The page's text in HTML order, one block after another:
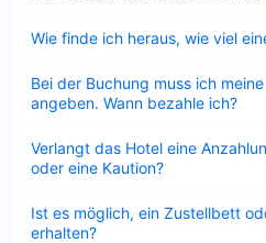
Wie finde ich heraus, wie viel
Bei der Buchung muss ich
angeben. Wann bezahle ich?
Verlangt das Hotel eine
oder eine Kaution?
Ist es möglich, ein Zustellbett
erhalten?